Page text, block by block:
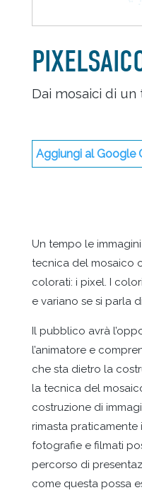
Dai mosaici di
Aggiungi al Google
Un tempo le
tecnica del mosaico
colorati: i pixel. I
e variano se si parla
Il pubblico avrà
l’animatore e
che sta dietro la
la tecnica del
costruzione di
rimasta praticamente
fotografie e filmati
percorso di
come questa possa